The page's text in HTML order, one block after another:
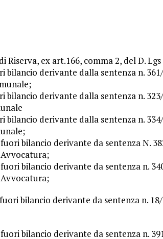
ex art.166, comma 2, del D.
bilancio derivante dalla sentenza n.
bilancio derivante dalla sentenza n.
bilancio derivante dalla sentenza n.
bilancio derivante da sentenza N.
bilancio derivante da sentenza n.
bilancio derivante da sentenza n.
bilancio derivante da sentenza n.